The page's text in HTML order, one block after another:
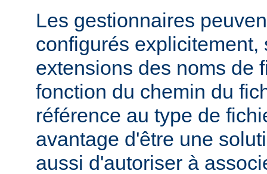
Les gestionnaires
configurés explicitement,
extensions des noms de
fonction du chemin du
référence au type de
avantage d'être une
aussi d'autoriser à